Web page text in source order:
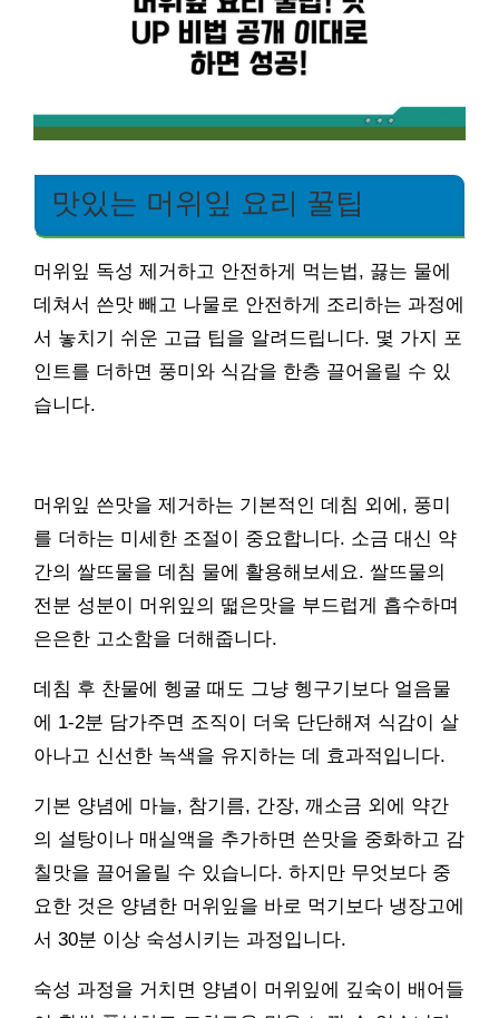
맛있는 머위잎 요리 꿀팁
머위잎 독성 제거하고 안전하게 먹는법, 끓는 물에
데쳐서 쓴맛 빼고 나물로 안전하게 조리하는 과정에
서 놓치기 쉬운 고급 팁을 알려드립니다. 몇 가지 포
인트를 더하면 풍미와 식감을 한층 끌어올릴 수 있
습니다.
머위잎 쓴맛을 제거하는 기본적인 데침 외에, 풍미
를 더하는 미세한 조절이 중요합니다. 소금 대신 약
간의 쌀뜨물을 데침 물에 활용해보세요. 쌀뜨물의
전분 성분이 머위잎의 떫은맛을 부드럽게 흡수하며
은은한 고소함을 더해줍니다.
데침 후 찬물에 헹굴 때도 그냥 헹구기보다 얼음물
에 1-2분 담가주면 조직이 더욱 단단해져 식감이 살
아나고 신선한 녹색을 유지하는 데 효과적입니다.
기본 양념에 마늘, 참기름, 간장, 깨소금 외에 약간
의 설탕이나 매실액을 추가하면 쓴맛을 중화하고 감
칠맛을 끌어올릴 수 있습니다. 하지만 무엇보다 중
요한 것은 양념한 머위잎을 바로 먹기보다 냉장고에
서 30분 이상 숙성시키는 과정입니다.
숙성 과정을 거치면 양념이 머위잎에 깊숙이 배어들